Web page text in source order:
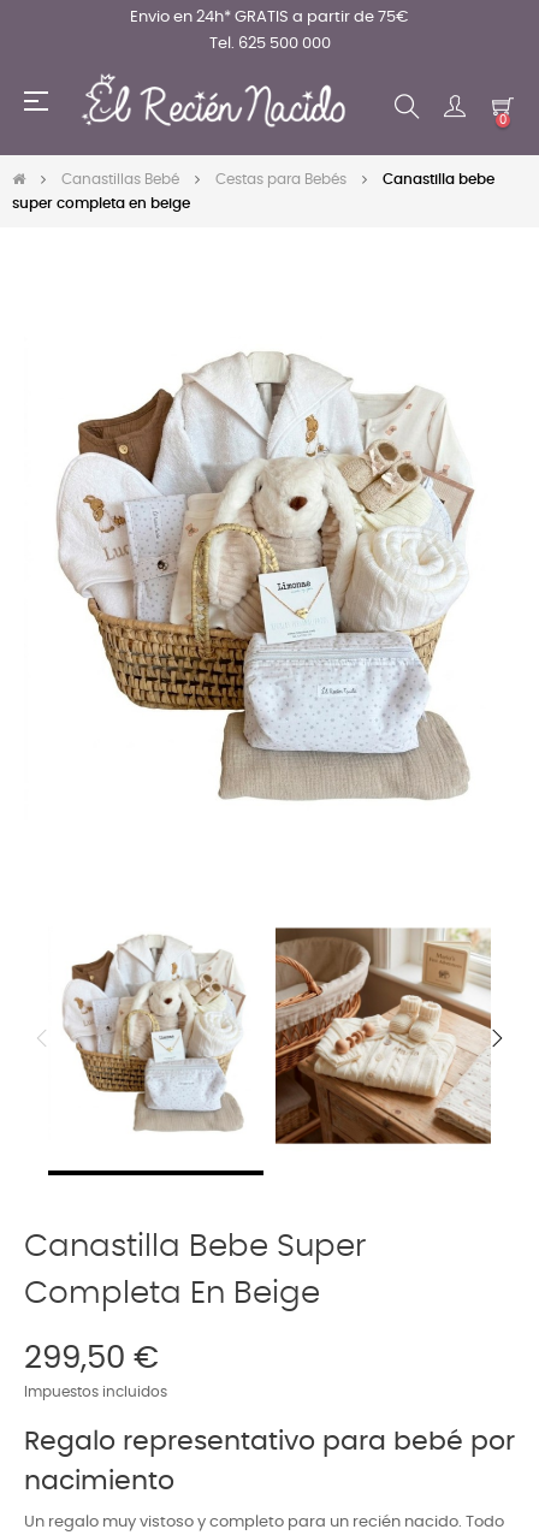
Envio en 24h* GRATIS a partir de 75€
Tel. 625 500 000
Navegación
☰
0
Canastillas Bebé Cestas para Bebés
Canastilla bebe
super completa en beige
Canastilla Bebe Super
Completa En Beige
299,50 €
Impuestos incluidos
Regalo representativo para bebé por
nacimiento
Un regalo muy vistoso y completo para un recién nacido. Todo